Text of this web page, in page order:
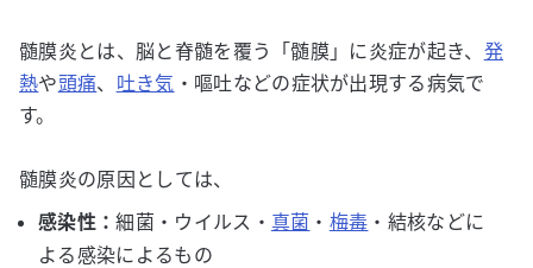
髄膜炎とは、脳と脊髄を覆う「髄膜」に炎症が起き、 発
熱や頭痛、 吐き気 ・嘔吐などの症状が出現する病気で
す。
髄膜炎の原因としては、
感染性：細菌・ウイルス・ 真菌 ・ 梅毒 ・結核などに
よる感染によるもの